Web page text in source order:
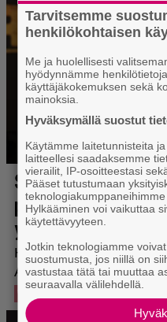
Tarvitsemme
henkilökohtaisen
Me ja huolellisesti
hyödynnämme
käyttäjäkokemuksen sekä
mainoksia.
Hyväksymällä suostut
Käytämme laitetunnisteita
laitteellesi saadaksemme
vierailit, IP-osoitteestasi
Pääset tutustumaan
Hylkääminen voi vaikuttaa
käytettävyyteen.
Jotkin teknologiamme
suostumusta, jos niillä on
vastustaa tätä tai muuttaa
seuraavalla välilehdellä.